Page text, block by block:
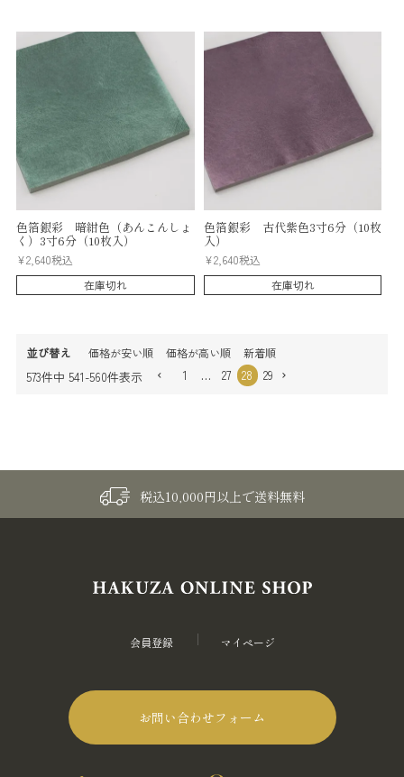
色箔銀彩 暗紺色（あんこんしょ
く）3寸6分（10枚入）
¥2,640税込
在庫切れ
色箔銀彩 古代紫色3寸6分（10枚
入）
¥2,640税込
在庫切れ
並び替え 価格が安い順 価格が高い順 新着順
573件中 541-560件表示 1 … 27 28 29
税込10,000円以上で送料無料
会員登録 マイページ
お問い合わせフォーム